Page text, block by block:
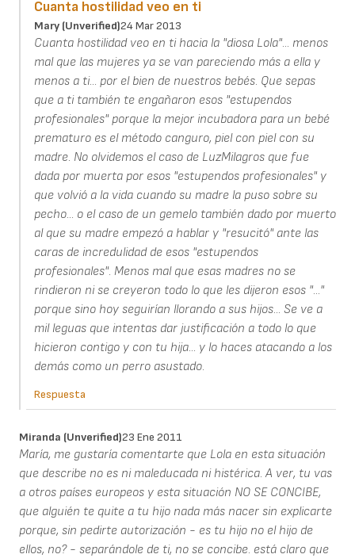
Cuanta hostilidad veo en ti
Mary (unverified)24 Mar 2013
Cuanta hostilidad veo en ti hacia la "diosa Lola"... menos
mal que las mujeres ya se van pareciendo más a ella y
menos a ti... por el bien de nuestros bebés. Que sepas
que a ti también te engañaron esos "estupendos
profesionales" porque la mejor incubadora para un bebé
prematuro es el método canguro, piel con piel con su
madre. No olvidemos el caso de LuzMilagros que fue
dada por muerta por esos "estupendos profesionales" y
que volvió a la vida cuando su madre la puso sobre su
pecho... o el caso de un gemelo también dado por muerto
al que su madre empezó a hablar y "resucitó" ante las
caras de incredulidad de esos "estupendos
profesionales". Menos mal que esas madres no se
rindieron ni se creyeron todo lo que les dijeron esos "..."
porque sino hoy seguirían llorando a sus hijos... Se ve a
mil leguas que intentas dar justificación a todo lo que
hicieron contigo y con tu hija... y lo haces atacando a los
demás como un perro asustado.
Respuesta
Miranda (unverified)23 Ene 2011
María, me gustaría comentarte que Lola en esta situación
que describe no es ni maleducada ni histérica. A ver, tu vas
a otros países europeos y esta situación NO SE CONCIBE,
que alguién te quite a tu hijo nada más nacer sin explicarte
porque, sin pedirte autorización - es tu hijo no el hijo de
ellos, no? - separándole de ti, no se concibe. está claro que